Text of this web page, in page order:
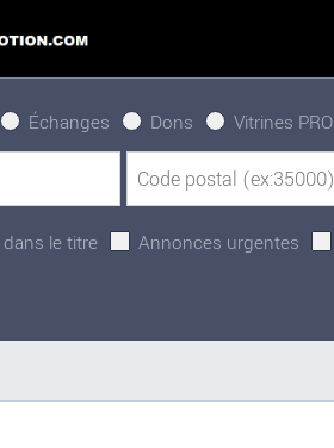
Échanges Dons Vitrines PRO
le titre Annonces urgentes